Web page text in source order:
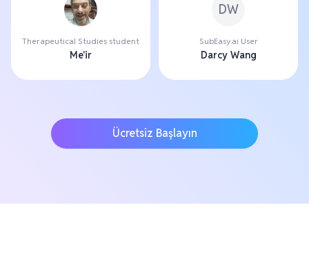
Therapeutical Studies student
Me'ir
DW
SubEasy.ai User
Darcy Wang
Ücretsiz Başlayın